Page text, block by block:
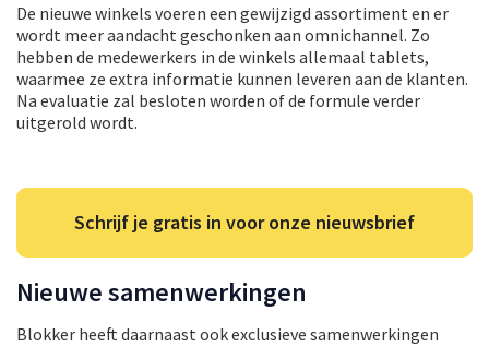
De nieuwe winkels voeren een gewijzigd assortiment en er
wordt meer aandacht geschonken aan omnichannel. Zo
hebben de medewerkers in de winkels allemaal tablets,
waarmee ze extra informatie kunnen leveren aan de klanten.
Na evaluatie zal besloten worden of de formule verder
uitgerold wordt.
Schrijf je gratis in voor onze nieuwsbrief
Nieuwe samenwerkingen
Blokker heeft daarnaast ook exclusieve samenwerkingen